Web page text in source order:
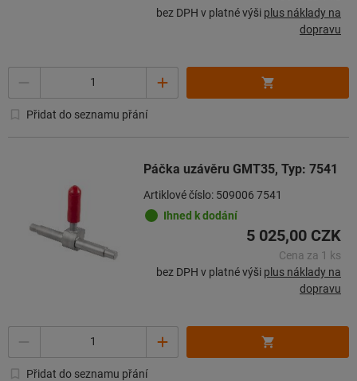
bez DPH v platné výši plus náklady na
dopravu
Přidat do seznamu přání
Páčka uzávěru GMT35, Typ: 7541
Artiklové číslo: 509006 7541
Ihned k dodání
5 025,00 CZK
Cena za 1 ks
bez DPH v platné výši plus náklady na
dopravu
Přidat do seznamu přání